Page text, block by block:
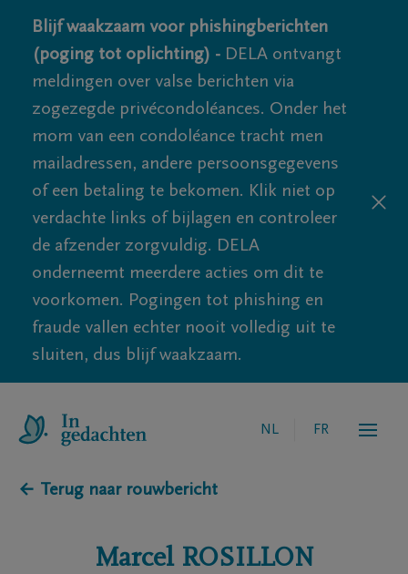
Blijf waakzaam voor phishingberichten
(poging tot oplichting) - DELA ontvangt
meldingen over valse berichten via
zogezegde privécondoléances. Onder het
mom van een condoléance tracht men
mailadressen, andere persoonsgegevens
of een betaling te bekomen. Klik niet op
verdachte links of bijlagen en controleer
de afzender zorgvuldig. DELA
onderneemt meerdere acties om dit te
voorkomen. Pogingen tot phishing en
fraude vallen echter nooit volledig uit te
sluiten, dus blijf waakzaam.
NL FR
← Terug naar rouwbericht
Marcel ROSILLON